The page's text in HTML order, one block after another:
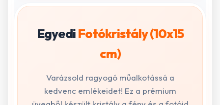
EgyediFotókristály (10x15
cm)
Varázsold ragyogó műalkotássá a
kedvenc emlékeidet! Ez a prémium